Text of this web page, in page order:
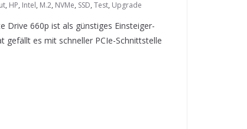
, HP, Intel, M.2, NVMe, SSD, Test, Upgrade
Drive 660p ist als günstiges Einsteiger-
gefällt es mit schneller PCIe-Schnittstelle